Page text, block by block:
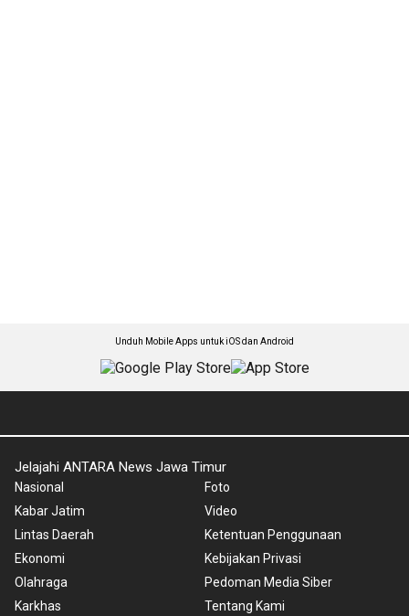
Unduh Mobile Apps untuk iOS dan Android
Jelajahi ANTARA News Jawa Timur
Nasional
Kabar Jatim
Lintas Daerah
Ekonomi
Olahraga
Karkhas
Foto
Video
Ketentuan Penggunaan
Kebijakan Privasi
Pedoman Media Siber
Tentang Kami